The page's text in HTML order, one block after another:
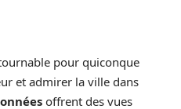
pour quiconque
et admirer la ville dans
offrent des vues